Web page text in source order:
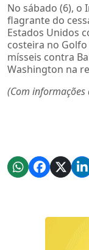
No sábado (6), o
flagrante do
Estados Unidos
costeira no Golfo
mísseis contra
Washington na
(Com informações